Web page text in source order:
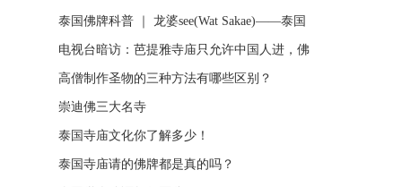
泰国佛牌科普 ｜ 龙婆see(Wat Sakae)——泰国
四面神前三高僧
电视台暗访：芭提雅寺庙只允许中国人进，佛
牌高于常价100多倍！
高僧制作圣物的三种方法有哪些区别？
崇迪佛三大名寺
泰国寺庙文化你了解多少！
泰国寺庙请的佛牌都是真的吗？